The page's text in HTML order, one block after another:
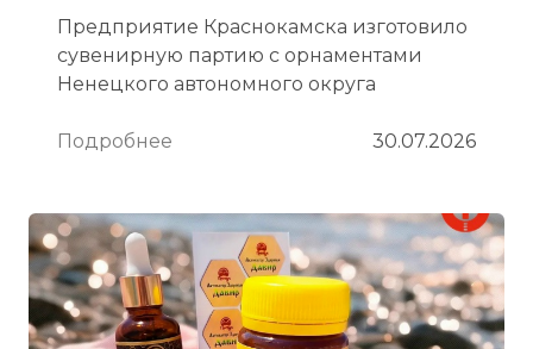
Предприятие Краснокамска изготовило
сувенирную партию с орнаментами
Ненецкого автономного округа
Подробнее 30.07.2026